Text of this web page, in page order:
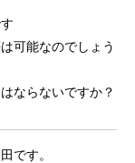
可能なのでしょう
ならないですか？
です。